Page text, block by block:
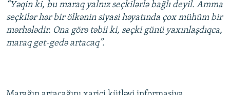
“Yəqin ki, bu maraq yalnız seçkilərlə bağlı deyil. Amma
seçkilər hər bir ölkənin siyasi həyatında çox mühüm bir
mərhələdir. Ona görə təbii ki, seçki günü yaxınlaşdıqca,
maraq get-gedə artacaq”.